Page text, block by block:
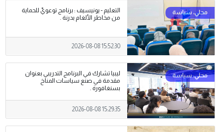
التعليم - يونيسيف : برنامج توعويّ للحماية
من مخاطر الألغام بدرنة .
2026-08-08 15:52:30
ليبيا تشارك في البرنامج التدريبي بعنوان
مقدمة في صنع سياسات المناخ
بسنغافورة .
2026-08-08 15:29:35